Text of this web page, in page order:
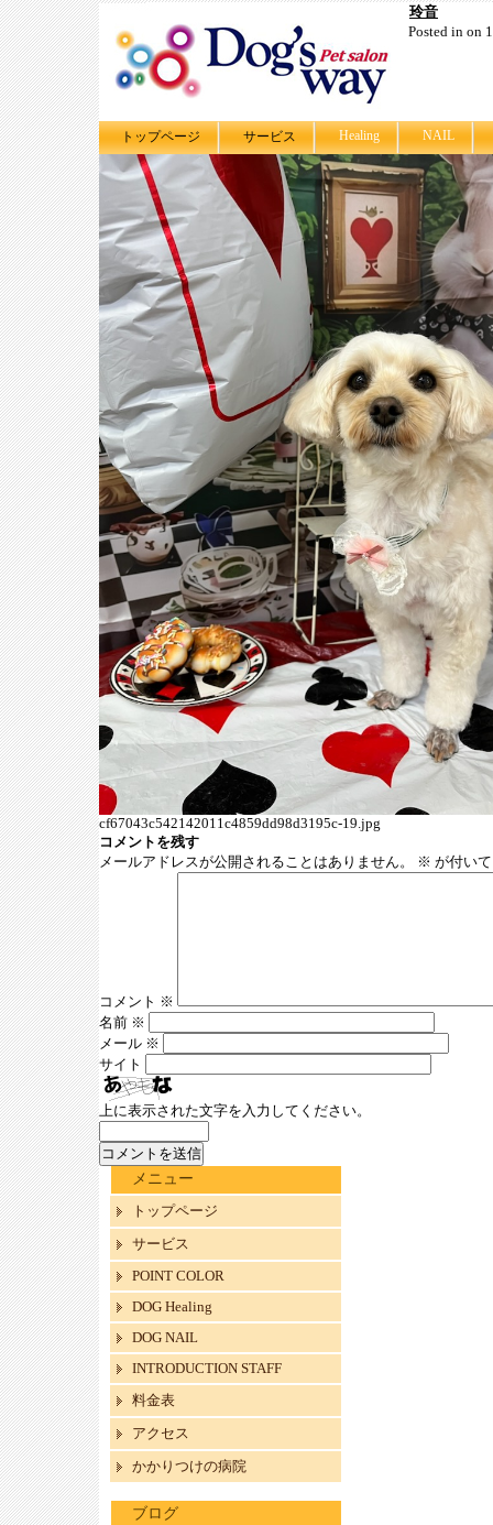
トップページ サービス Healing NAIL
玲音
Posted in on
cf67043c542142011c4859dd98d3195c-19.jpg
コメントを残す
メールアドレスが公開されることはありません。
※ が付い
コメント ※
名前 ※
メール ※
サイト
上に表示された文字を入力してください。
メニュー
トップページ
サービス
POINT COLOR
DOG Healing
DOG NAIL
INTRODUCTION STAFF
料金表
アクセス
かかりつけの病院
ブログ